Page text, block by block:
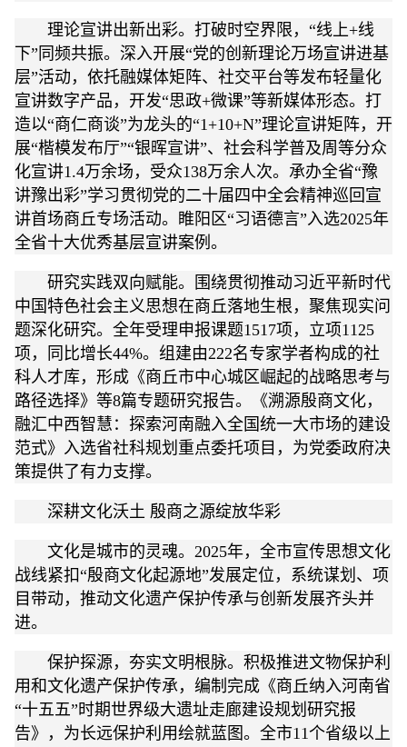
理论宣讲出新出彩。打破时空界限，“线上+线
下”同频共振。深入开展“党的创新理论万场宣讲进基
层”活动，依托融媒体矩阵、社交平台等发布轻量化
宣讲数字产品，开发“思政+微课”等新媒体形态。打
造以“商仁商谈”为龙头的“1+10+N”理论宣讲矩阵，开
展“楷模发布厅”“银晖宣讲”、社会科学普及周等分众
化宣讲1.4万余场，受众138万余人次。承办全省“豫
讲豫出彩”学习贯彻党的二十届四中全会精神巡回宣
讲首场商丘专场活动。睢阳区“习语德言”入选2025年
全省十大优秀基层宣讲案例。
研究实践双向赋能。围绕贯彻推动习近平新时代
中国特色社会主义思想在商丘落地生根，聚焦现实问
题深化研究。全年受理申报课题1517项，立项1125
项，同比增长44%。组建由222名专家学者构成的社
科人才库，形成《商丘市中心城区崛起的战略思考与
路径选择》等8篇专题研究报告。《溯源殷商文化，
融汇中西智慧：探索河南融入全国统一大市场的建设
范式》入选省社科规划重点委托项目，为党委政府决
策提供了有力支撑。
深耕文化沃土 殷商之源绽放华彩
文化是城市的灵魂。2025年，全市宣传思想文化
战线紧扣“殷商文化起源地”发展定位，系统谋划、项
目带动，推动文化遗产保护传承与创新发展齐头并
进。
保护探源，夯实文明根脉。积极推进文物保护利
用和文化遗产保护传承，编制完成《商丘纳入河南省
“十五五”时期世界级大遗址走廊建设规划研究报
告》，为长远保护利用绘就蓝图。全市11个省级以上